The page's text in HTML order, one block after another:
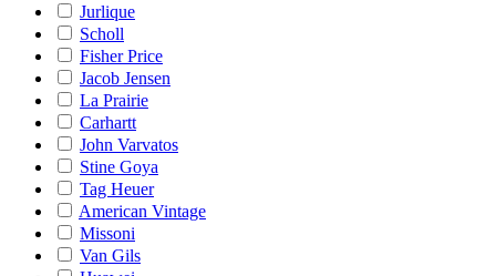
Jurlique
Scholl
Fisher Price
Jacob Jensen
La Prairie
Carhartt
John Varvatos
Stine Goya
Tag Heuer
American Vintage
Missoni
Van Gils